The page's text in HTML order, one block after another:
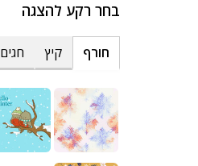
בחר רקע להצגה
חורף קיץ חגים